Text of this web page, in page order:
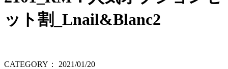
ット割_Lnail&Blanc2
CATEGORY： 2021/01/20